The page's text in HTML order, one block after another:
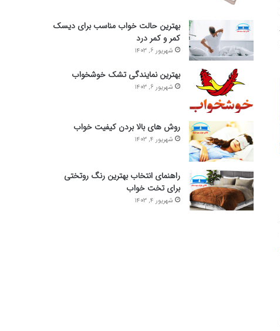
بهترین حالت خواب مناسب برای دیسک
کمر و کمر درد
شهریور 6, 1403
بهترین نمایندگی تشک خوشخواب
شهریور 6, 1403
روش های بالا بردن کیفیت خواب
شهریور 4, 1403
راهنمای انتخاب بهترین رنگ روتختی
برای تخت خواب
شهریور 4, 1403